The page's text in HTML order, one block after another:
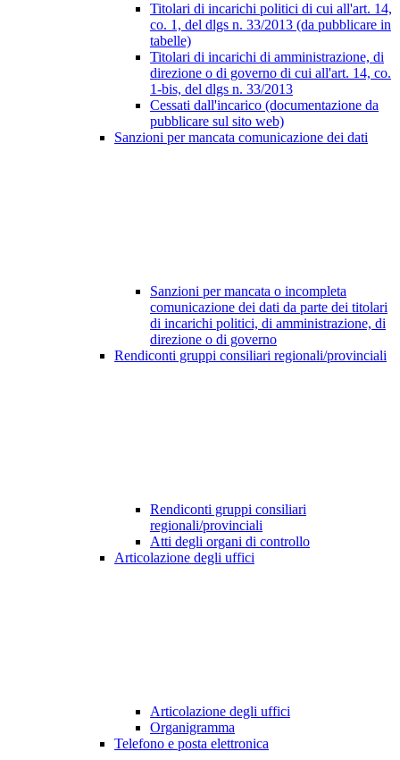
Titolari di incarichi politici di cui all'art. 14,
co. 1, del dlgs n. 33/2013 (da pubblicare in
tabelle)
Titolari di incarichi di amministrazione, di
direzione o di governo di cui all'art. 14, co.
1-bis, del dlgs n. 33/2013
Cessati dall'incarico (documentazione da
pubblicare sul sito web)
Sanzioni per mancata comunicazione dei dati
Sanzioni per mancata o incompleta
comunicazione dei dati da parte dei titolari
di incarichi politici, di amministrazione, di
direzione o di governo
Rendiconti gruppi consiliari regionali/provinciali
Rendiconti gruppi consiliari
regionali/provinciali
Atti degli organi di controllo
Articolazione degli uffici
Articolazione degli uffici
Organigramma
Telefono e posta elettronica